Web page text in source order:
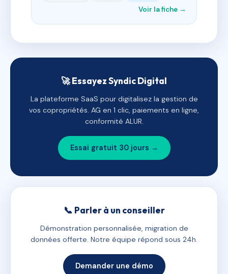
Voir la fiche →
🚀 Essayez Syndic Digital
La plateforme SaaS pour digitalisez la gestion de
vos copropriétés. AG en 1 clic, paiements en ligne,
conformité ALUR.
Essai gratuit 30 jours →
📞 Parler à un conseiller
Démonstration personnalisée, migration de
données offerte. Notre équipe répond sous 24h.
Demander une démo